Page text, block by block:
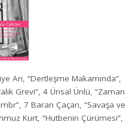
Arı, “Dertleşme Makamında”,
Grevi”, 4 Ünsal Ünlü, “Zaman
7 Baran Çaçan, “Savaşa ve
Kurt, “Hutbenin Çürümesi”,